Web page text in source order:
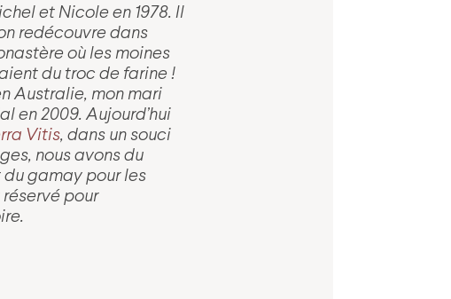
et Nicole en 1978. Il
redécouvre dans
où les moines
du troc de farine !
Australie, mon mari
en 2009. Aujourd’hui
Vitis, dans un souci
nous avons du
gamay pour les
pour